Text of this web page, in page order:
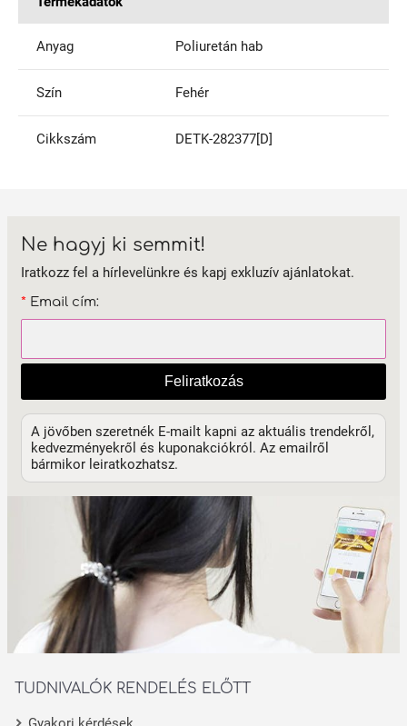
Anyag Poliuretán hab
Szín Fehér
Cikkszám DETK-282377[D]
Ne hagyj ki semmit!
Iratkozz fel a hírlevelünkre és kapj exkluzív ajánlatokat.
* Email cím:
Feliratkozás
A jövőben szeretnék E-mailt kapni az aktuális trendekről,
kedvezményekről és kuponakciókról. Az emailről
bármikor leiratkozhatsz.
TUDNIVALÓK RENDELÉS ELŐTT